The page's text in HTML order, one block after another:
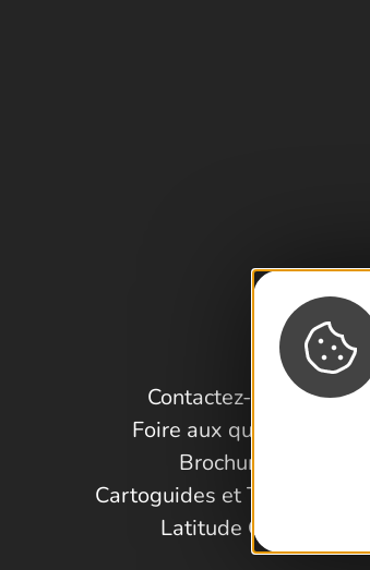
Contactez-nous !
Foire aux questions
Brochures
Cartoguides et Topoguides
Latitude Gard